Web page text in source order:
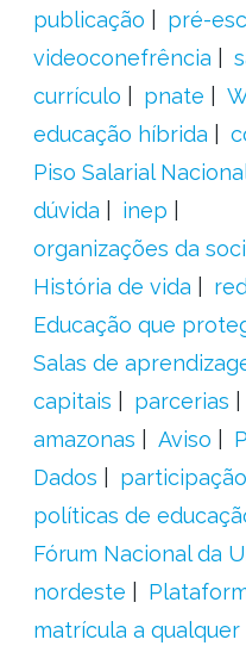
publicação pré-
videoconefrência
currículo
pnate
educação híbrida
Piso Salarial
dúvida
inep
organizações da
História de vida
Educação que
Salas de
capitais
parcerias
amazonas
Aviso
Dados
políticas de
Fórum Nacional da
nordeste
matrícula a